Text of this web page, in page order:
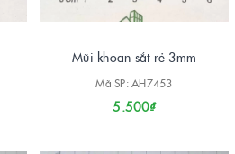
Mũi khoan sắt rẻ 3mm
Mã SP: AH7453
5.500₫